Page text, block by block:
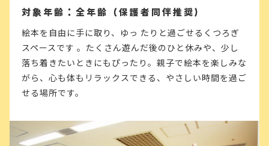
対象年齢：全年齢（保護者同伴推奨）
絵本を自由に手に取り、ゆっ たりと過ごせるくつろぎ
スペースです 。たくさん遊んだ後のひと休みや、少し
落ち着きたいときにもぴったり。親子で絵本を楽しみな
がら、心も体もリラックスできる、やさしい時間を過ご
せる場所です。